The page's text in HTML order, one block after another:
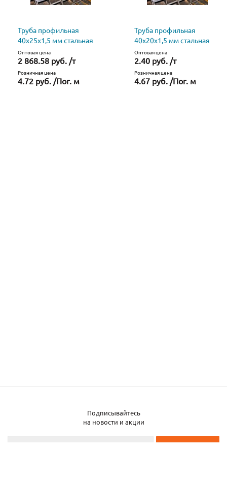
Труба профильная
40x25x1,5 мм стальная
Оптовая цена
2 868.58 руб. /т
Розничная цена
4.72 руб. /Пог. м
Труба профильная
40х20х1,5 мм стальная
Оптовая цена
2.40 руб. /т
Розничная цена
4.67 руб. /Пог. м
Подписывайтесь
на новости и акции